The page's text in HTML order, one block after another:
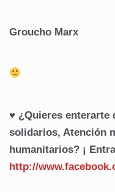
Groucho Marx
♥ ¿Quieres
solidarios, Atención
humanitarios? ¡
http://